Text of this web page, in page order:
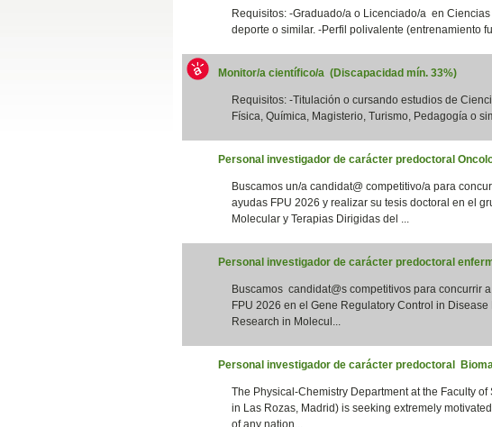
Requisitos: -Graduado/a o Licenciado/a en Ciencias
deporte o similar. -Perfil polivalente (entrenamiento
Monitor/a científico/a (Discapacidad mín. 33%)
Requisitos: -Titulación o cursando estudios de
Física, Química, Magisterio, Turismo, Pedagogía o
Personal investigador de carácter predoctoral
Buscamos un/a candidat@ competitivo/a para
ayudas FPU 2026 y realizar su tesis doctoral en el
Molecular y Terapias Dirigidas del ...
Personal investigador de carácter predoctoral
Buscamos candidat@s competitivos para concurrir
FPU 2026 en el Gene Regulatory Control in
Research in Molecul...
Personal investigador de carácter predoctoral
The Physical-Chemistry Department at the Faculty of
in Las Rozas, Madrid) is seeking extremely
of any nation...